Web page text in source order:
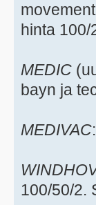
hinta 100/
MEDIC
bayn ja
MEDIVAC
100/50/2.